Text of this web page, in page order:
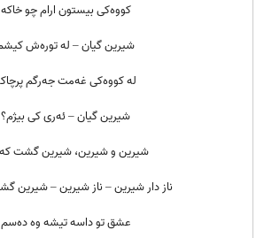
کووه‌کی بیستون ارام چو خاکه
شیرین گیان – له توره‌ش
له کووه‌کی غه‌مت جه‌رگم
شیرین گیان – ئه‌ری کی بیژم؟
شیرین و شیرین، شیرین گشت
ناز دار شیرین – ناز شیرین – شیرین
عشق تو داسه تیشه وه ده‌سم